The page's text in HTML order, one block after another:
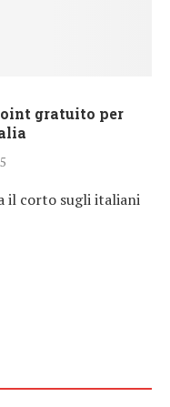
gratuito per
il corto sugli italiani